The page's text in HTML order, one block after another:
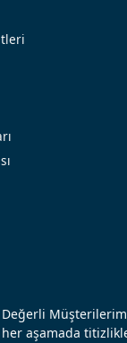
Değerli
her aşamada